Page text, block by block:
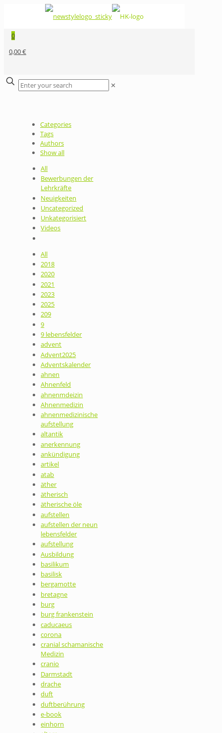
0
0,00 €
✕
Categories
Tags
Authors
Show all
All
Bewerbungen der
Lehrkräfte
Neuigkeiten
Uncategorized
Unkategorisiert
Videos
All
2018
2020
2021
2023
2025
209
9
9 lebensfelder
advent
Advent2025
Adventskalender
ahnen
Ahnenfeld
ahnenmdeizin
Ahnenmedizin
ahnenmedizinische
aufstellung
altantik
anerkennung
ankündigung
artikel
atab
äther
ätherisch
ätherische öle
aufstellen
aufstellen der neun
lebensfelder
aufstellung
Ausbildung
basilikum
basilisk
bergamotte
bretagne
burg
burg frankenstein
caducaeus
corona
cranial schamanische
Medizin
cranio
Darmstadt
drache
duft
duftberührung
e-book
einhorn